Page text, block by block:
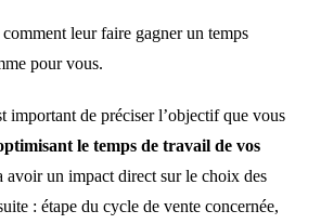
leur faire gagner un temps
pour vous.
important de préciser l’objectif que vous
le temps de travail de vos
avoir un impact direct sur le choix des
: étape du cycle de vente concernée,